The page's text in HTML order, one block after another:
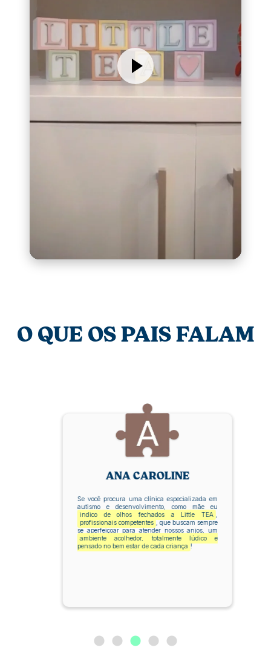
O QUE OS PAIS FALAM
ANA CAROLINE
Se você procura uma clínica especializada em
autismo e desenvolvimento, como mãe eu
indico de olhos fechados a Little TEA
,
profissionais competentes , que buscam sempre
se aperfeiçoar para atender nossos anjos, um
ambiente acolhedor, totalmente lúdico e
pensado no bem estar de cada criança !